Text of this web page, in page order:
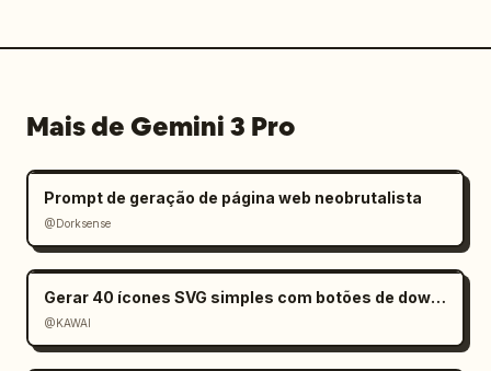
Mais de Gemini 3 Pro
Prompt de geração de página web neobrutalista
@Dorksense
Gerar 40 ícones SVG simples com botões de download
@KAWAI